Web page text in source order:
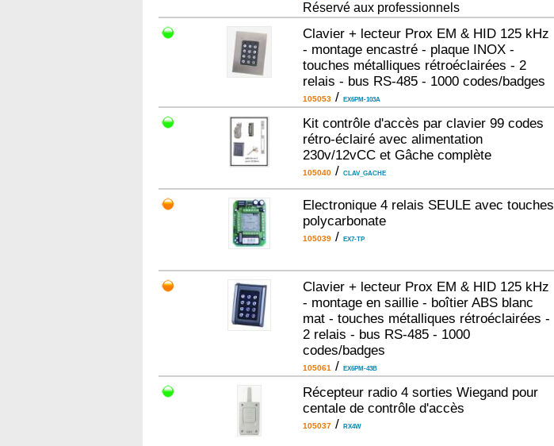
Réservé aux professionnels
Clavier + lecteur Prox EM & HID 125 kHz
- montage encastré - plaque INOX -
touches métalliques rétroéclairées - 2
relais - bus RS-485 - 1000 codes/badges
105053/ EX6PM-103A
Kit contrôle d'accès par clavier 99 codes
rétro-éclairé avec alimentation
230v/12vCC et Gâche complète
105040/ CLAV_GACHE
Electronique 4 relais SEULE avec touches
polycarbonate
105039/ EX7-TP
Clavier + lecteur Prox EM & HID 125 kHz
- montage en saillie - boîtier ABS blanc
mat - touches métalliques rétroéclairées -
2 relais - bus RS-485 - 1000
codes/badges
105061/ EX6PM-43B
Récepteur radio 4 sorties Wiegand pour
centale de contrôle d'accès
105037/ RX4W